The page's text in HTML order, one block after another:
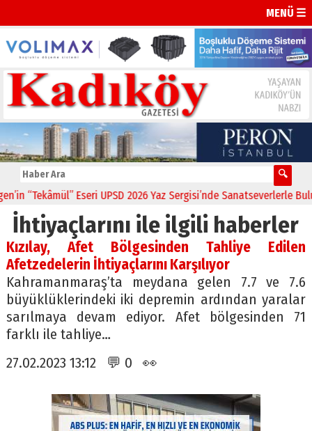
MENÜ ☰
“Tekâmül” Eseri UPSD 2026 Yaz Sergisi’nde Sanatseverlerle
İhtiyaçlarını ile ilgili haberler
Kızılay, Afet Bölgesinden Tahliye Edilen
Afetzedelerin İhtiyaçlarını Karşılıyor
Kahramanmaraş’ta meydana gelen 7.7 ve 7.6
büyüklüklerindeki iki depremin ardından yaralar
sarılmaya devam ediyor. Afet bölgesinden 71
farklı ile tahliye…
27.02.2023 13:12 💬 0 👀